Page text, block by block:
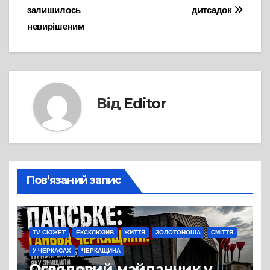
записів дитсадок
залишилось
невирішеним
Від Editor
Пов’язаний запис
TV СЮЖЕТ ЕКСКЛЮЗИВ ЖИТТЯ ЗОЛОТОНОША СМІТТЯ
У ЧЕРКАСАХ ЧЕРКАЩИНА